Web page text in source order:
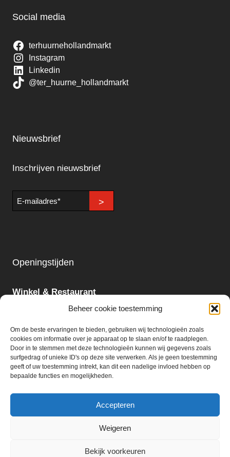
Beheer cookie toestemming
Om de beste ervaringen te bieden, gebruiken wij technologieën zoals
cookies om informatie over je apparaat op te slaan en/of te raadplegen.
Door in te stemmen met deze technologieën kunnen wij gegevens zoals
surfgedrag of unieke ID's op deze site verwerken. Als je geen toestemming
geeft of uw toestemming intrekt, kan dit een nadelige invloed hebben op
bepaalde functies en mogelijkheden.
Accepteren
Weigeren
Bekijk voorkeuren
Social media
terhuurnehollandmarkt
Instagram
Linkedin
@ter_huurne_hollandmarkt
Nieuwsbrief
Inschrijven nieuwsbrief
E-
mailadres
>
Openingstijden
Winkel & Restaurant
Maandag - Zondag
Slijterij:
Maandag - Zaterdag
09:00 - 18:00